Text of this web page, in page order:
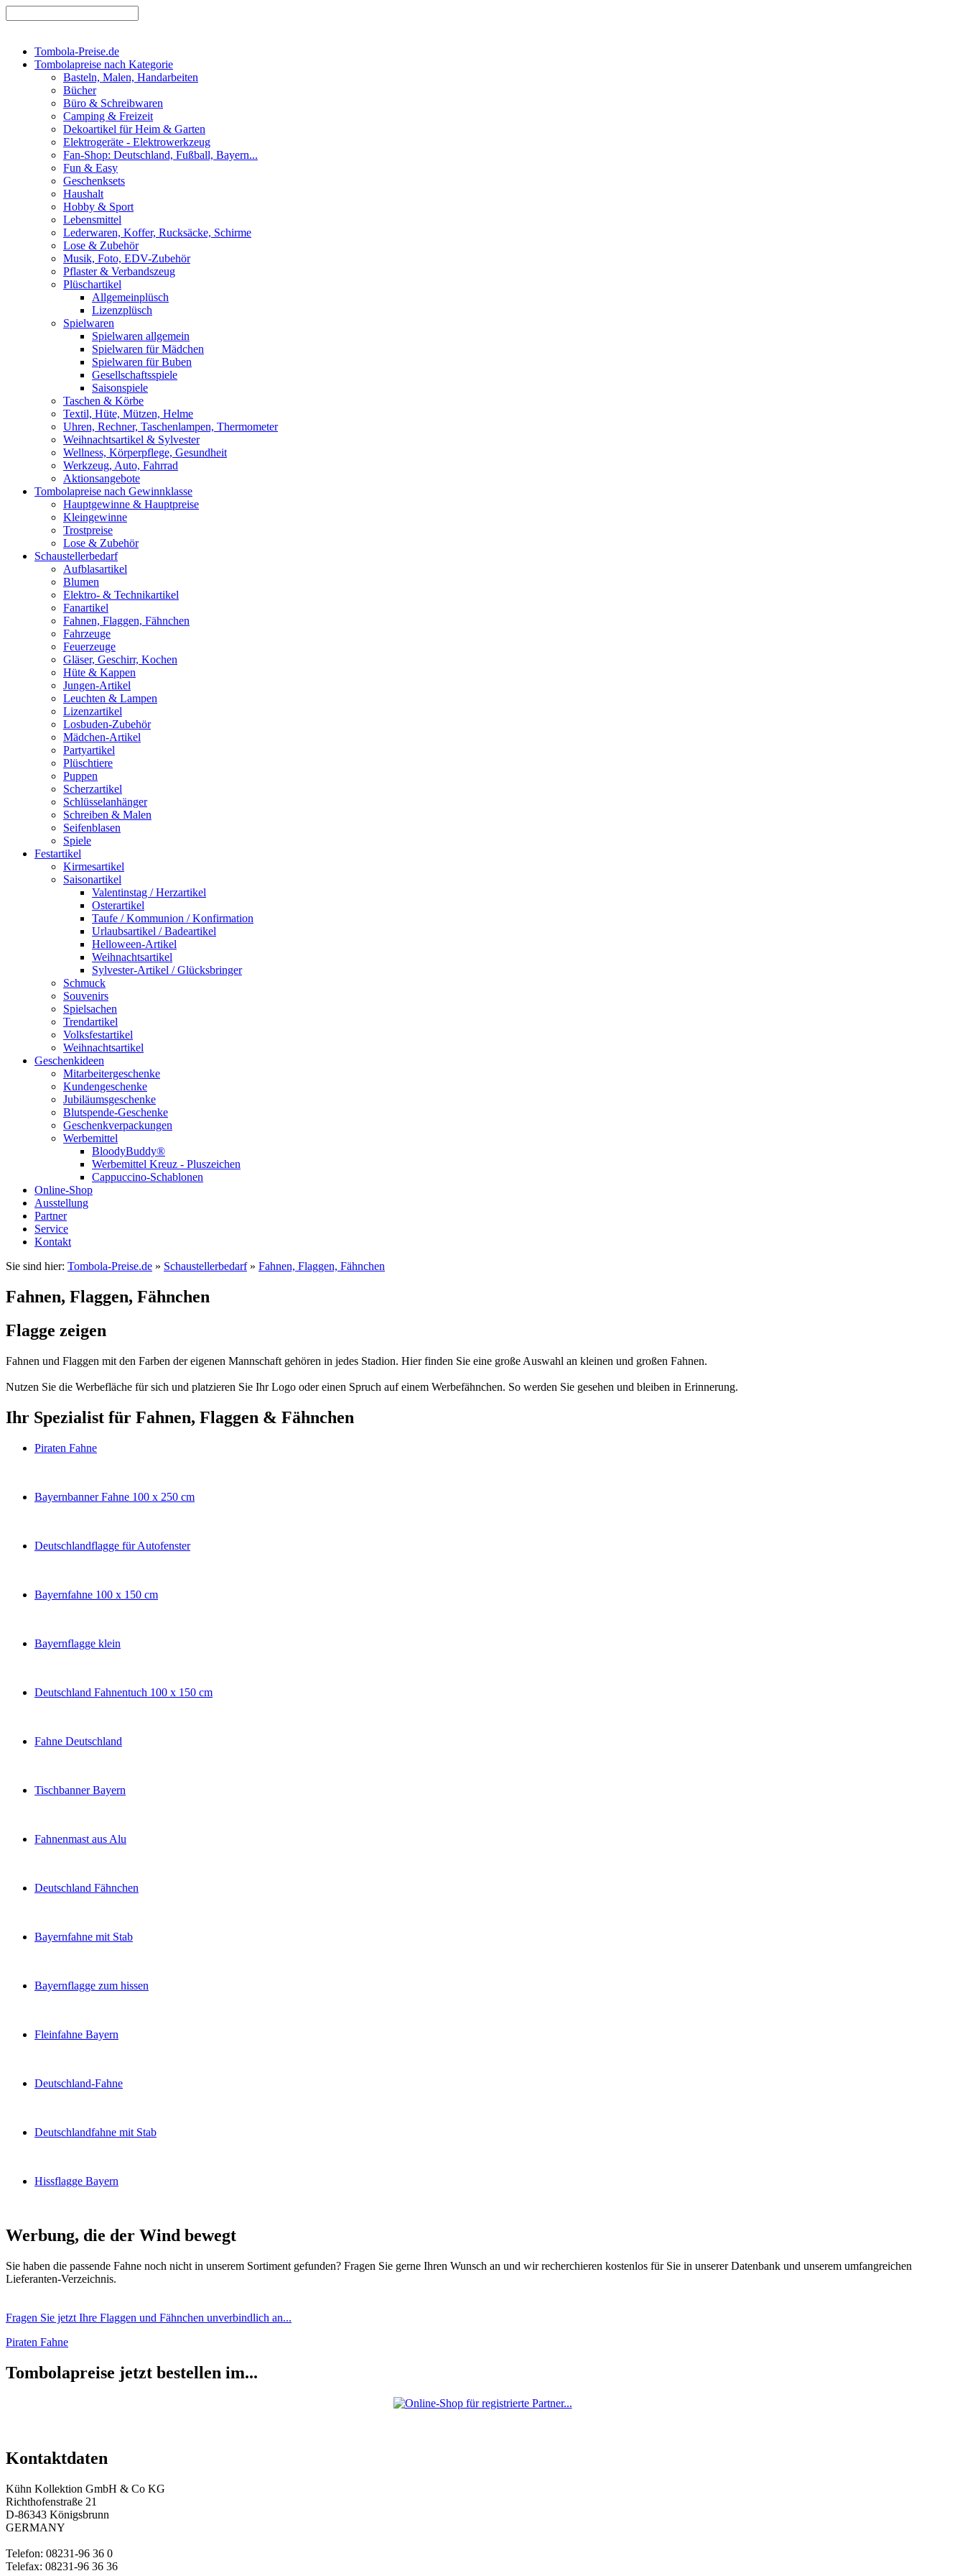
Tombola-Preise.de
Tombolapreise nach Kategorie
Basteln, Malen, Handarbeiten
Bücher
Büro & Schreibwaren
Camping & Freizeit
Dekoartikel für Heim & Garten
Elektrogeräte - Elektrowerkzeug
Fan-Shop: Deutschland, Fußball, Bayern...
Fun & Easy
Geschenksets
Haushalt
Hobby & Sport
Lebensmittel
Lederwaren, Koffer, Rucksäcke, Schirme
Lose & Zubehör
Musik, Foto, EDV-Zubehör
Pflaster & Verbandszeug
Plüschartikel
Allgemeinplüsch
Lizenzplüsch
Spielwaren
Spielwaren allgemein
Spielwaren für Mädchen
Spielwaren für Buben
Gesellschaftsspiele
Saisonspiele
Taschen & Körbe
Textil, Hüte, Mützen, Helme
Uhren, Rechner, Taschenlampen, Thermometer
Weihnachtsartikel & Sylvester
Wellness, Körperpflege, Gesundheit
Werkzeug, Auto, Fahrrad
Aktionsangebote
Tombolapreise nach Gewinnklasse
Hauptgewinne & Hauptpreise
Kleingewinne
Trostpreise
Lose & Zubehör
Schaustellerbedarf
Aufblasartikel
Blumen
Elektro- & Technikartikel
Fanartikel
Fahnen, Flaggen, Fähnchen
Fahrzeuge
Feuerzeuge
Gläser, Geschirr, Kochen
Hüte & Kappen
Jungen-Artikel
Leuchten & Lampen
Lizenzartikel
Losbuden-Zubehör
Mädchen-Artikel
Partyartikel
Plüschtiere
Puppen
Scherzartikel
Schlüsselanhänger
Schreiben & Malen
Seifenblasen
Spiele
Festartikel
Kirmesartikel
Saisonartikel
Valentinstag / Herzartikel
Osterartikel
Taufe / Kommunion / Konfirmation
Urlaubsartikel / Badeartikel
Helloween-Artikel
Weihnachtsartikel
Sylvester-Artikel / Glücksbringer
Schmuck
Souvenirs
Spielsachen
Trendartikel
Volksfestartikel
Weihnachtsartikel
Geschenkideen
Mitarbeitergeschenke
Kundengeschenke
Jubiläumsgeschenke
Blutspende-Geschenke
Geschenkverpackungen
Werbemittel
BloodyBuddy®
Werbemittel Kreuz - Pluszeichen
Cappuccino-Schablonen
Online-Shop
Ausstellung
Partner
Service
Kontakt
Sie sind hier: Tombola-Preise.de » Schaustellerbedarf» Fahnen, Flaggen, Fähnchen
Fahnen, Flaggen, Fähnchen
Flagge zeigen
Fahnen und Flaggen mit den Farben der eigenen Mannschaft gehören in jedes Stadion. Hier finden Sie eine große Auswahl an kleinen und großen Fahnen.
Nutzen Sie die Werbefläche für sich und platzieren Sie Ihr Logo oder einen Spruch auf einem Werbefähnchen. So werden Sie gesehen und bleiben in Erinnerung.
Ihr Spezialist für Fahnen, Flaggen & Fähnchen
Piraten Fahne
Bayernbanner Fahne 100 x 250 cm
Deutschlandflagge für Autofenster
Bayernfahne 100 x 150 cm
Bayernflagge klein
Deutschland Fahnentuch 100 x 150 cm
Fahne Deutschland
Tischbanner Bayern
Fahnenmast aus Alu
Deutschland Fähnchen
Bayernfahne mit Stab
Bayernflagge zum hissen
Fleinfahne Bayern
Deutschland-Fahne
Deutschlandfahne mit Stab
Hissflagge Bayern
Werbung, die der Wind bewegt
Sie haben die passende Fahne noch nicht in unserem Sortiment gefunden? Fragen Sie gerne Ihren Wunsch an und wir recherchieren kostenlos für Sie in unserer Datenbank und unserem umfangreichen
Lieferanten-Verzeichnis.
Fragen Sie jetzt Ihre Flaggen und Fähnchen unverbindlich an...
Piraten Fahne
Tombolapreise jetzt bestellen im...
Kontaktdaten
Kühn Kollektion GmbH & Co KG
Richthofenstraße 21
D-86343 Königsbrunn
GERMANY
Telefon: 08231-96 36 0
Telefax: 08231-96 36 36